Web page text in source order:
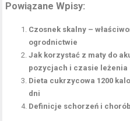
Powiązane Wpisy:
Czosnek skalny –
ogrodnictwie
Jak korzystać z maty do
pozycjach i czasie leżenia
Dieta cukrzycowa 1200
dni
Definicje schorzeń i